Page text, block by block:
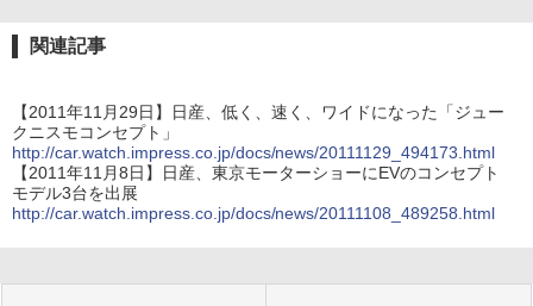
関連記事
【2011年11月29日】日産、低く、速く、ワイドになった「ジュー
クニスモコンセプト」
http://car.watch.impress.co.jp/docs/news/20111129_494173.html
【2011年11月8日】日産、東京モーターショーにEVのコンセプト
モデル3台を出展
http://car.watch.impress.co.jp/docs/news/20111108_489258.html